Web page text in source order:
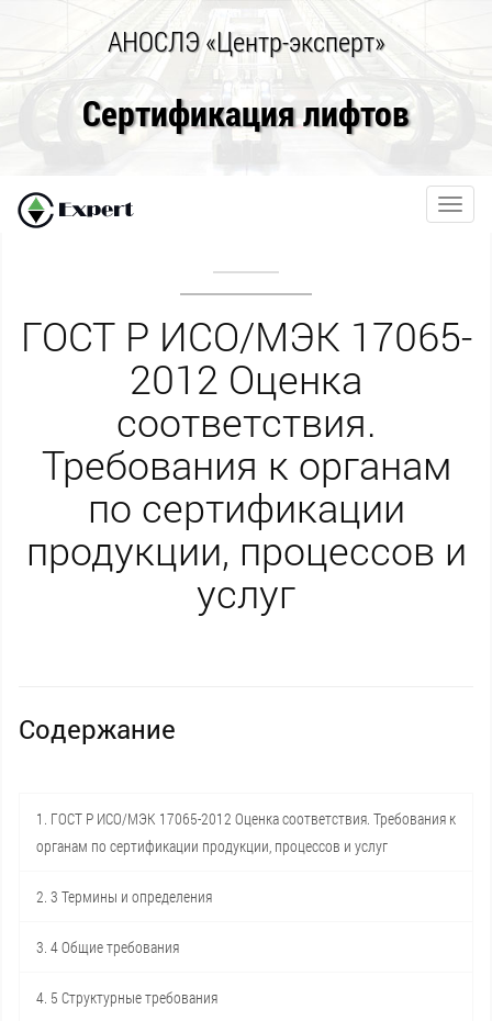
АНОСЛЭ «Центр-эксперт»
Сертификация лифтов
ГОСТ Р ИСО/МЭК 17065-
2012 Оценка
соответствия.
Требования к органам
по сертификации
продукции, процессов и
услуг
Содержание
1. ГОСТ Р ИСО/МЭК 17065-2012 Оценка соответствия. Требования к
органам по сертификации продукции, процессов и услуг
2. 3 Термины и определения
3. 4 Общие требования
4. 5 Структурные требования